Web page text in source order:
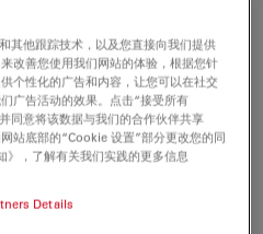
的新一代荧光标记物。
label are strong
fluorescence, and
TEC-labels, absorption
其他跟踪技术，以及您直接向我们提供
改善您使用我们网站的体验，根据您针
个性化的广告和内容，让您可以在社交
广告活动的效果。点击“接受所有
同意将该数据与我们的合作伙伴共享
站底部的“Cookie 设置”部分更改您的同
，了解有关我们实践的更多信息
Details